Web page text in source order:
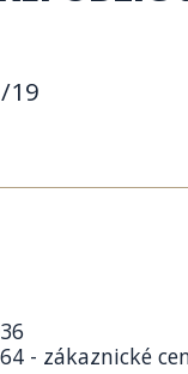
19
- zákaznické